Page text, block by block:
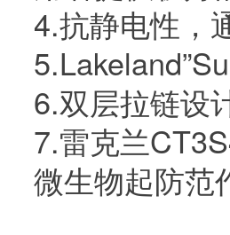
4.抗静电性，
6.双层拉链设
7.雷克兰
微生物起防范